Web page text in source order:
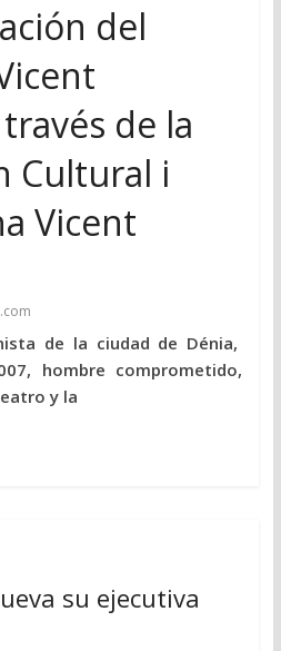
del
de la
Cultural i
Vicent
de la ciudad de Dénia,
hombre comprometido,
y la
su ejecutiva